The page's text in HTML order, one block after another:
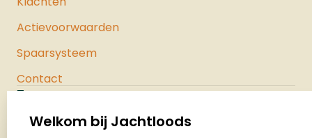
Actievoorwaarden
Spaarsysteem
Contact
Palenrij 1
Welkom bij Jachtloods